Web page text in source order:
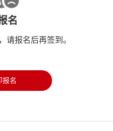
名
请报名后再签到。
报名